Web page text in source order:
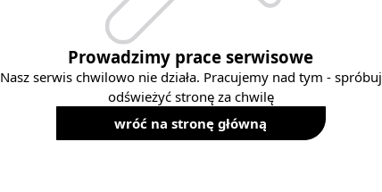
Prowadzimy prace serwisowe
Nasz serwis chwilowo nie działa. Pracujemy nad tym - spróbuj
odświeżyć stronę za chwilę
wróć na stronę główną